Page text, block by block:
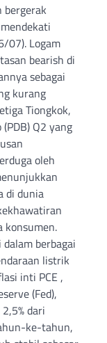
bergerak
07). Logam
bearish di
sebagai
kurang
Tiongkok,
Q2 yang
oleh
di dunia
konsumen.
berbagai
listrik
inti PCE ,
(Fed),
dari
ke-tahun,